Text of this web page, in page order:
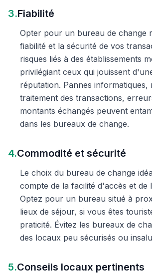
3.Fiabilité
Opter pour un bureau de change
fiabilité et la sécurité de vos
risques liés à des établissements
privilégiant ceux qui jouissent
réputation. Pannes informatiques,
traitement des transactions,
montants échangés peuvent
dans les bureaux de change.
4.Commodité et sécurité
Le choix du bureau de change
compte de la facilité d'accès et de
Optez pour un bureau situé à
lieux de séjour, si vous êtes
praticité. Évitez les bureaux de
des locaux peu sécurisés ou
5.Conseils locaux pertinents